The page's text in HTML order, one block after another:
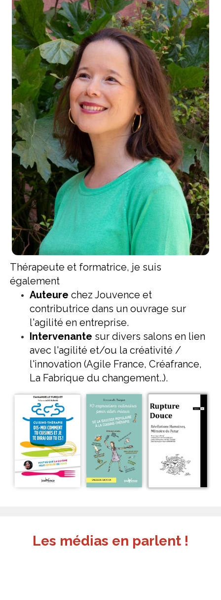
Thérapeute et formatrice, je suis
également
Auteure chez Jouvence et
contributrice dans un ouvrage sur
l'agilité en entreprise.
Intervenante sur divers salons en lien
avec l'agilité et/ou la créativité /
l'innovation (Agile France, Créafrance,
La Fabrique du changement..).
Les médias en parlent !